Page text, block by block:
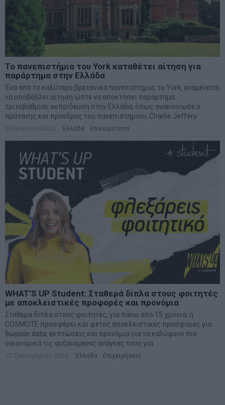
Το πανεπιστήμιο του York καταθέτει αίτηση για
παράρτημα στην Ελλάδα
Ένα από το καλύτερα βρετανικά πανεπιστήμια, το York, αναμένεται
να υποβάλλει αίτηση ώστε να αποκτήσει παράρτημα
τριτοβάθμιας εκπαίδευση στην Ελλάδα, όπως ανακοίνωσε ο
πρύτανης και πρόεδρος του πανεπιστημίου, Charlie Jeffery.
10 Μαρτίου 2025 Ελλάδα Επικαιρότητα
WHAT’S UP Student: Σταθερά δίπλα στους φοιτητές
με αποκλειστικές προφορές και προνόμια
Σταθερά δίπλα στους φοιτητές, για πάνω από 15 χρόνια, η
COSMOTE προσφέρει και φέτος αποκλειστικές προσφορές για
δωρεάν data, εκπτώσεις και προνόμια για να καλύψουν πιο
οικονομικά τις αυξανόμενες ανάγκες τους για
12 Σεπτεμβρίου 2024 Ελλάδα Επιχειρήσεις